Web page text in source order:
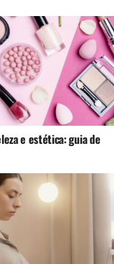
e estética: guia de